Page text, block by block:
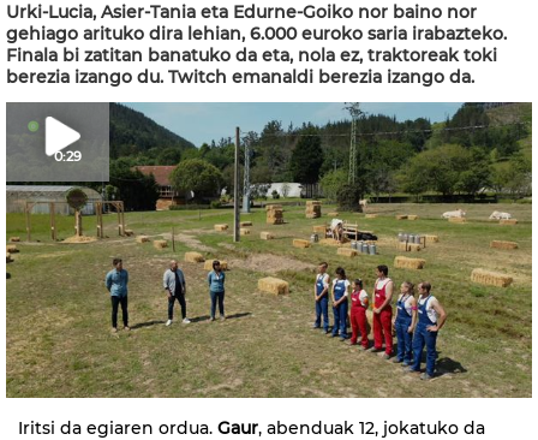
Urki-Lucia, Asier-Tania eta Edurne-Goiko nor baino nor
gehiago arituko dira lehian, 6.000 euroko saria irabazteko.
Finala bi zatitan banatuko da eta, nola ez, traktoreak toki
berezia izango du. Twitch emanaldi berezia izango da.
0:29
Iritsi da egiaren ordua. Gaur, abenduak 12, jokatuko da